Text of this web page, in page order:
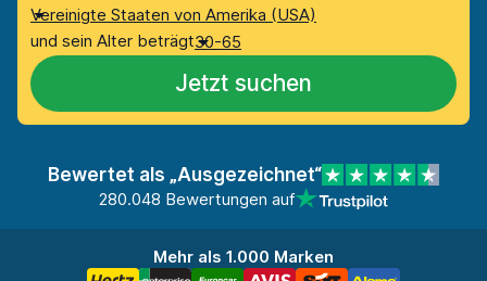
Vereinigte Staaten von Amerika (USA)
und sein Alter beträgt30-65
Jetzt suchen
Bewertet als „Ausgezeichnet“
280.048 Bewertungen auf
Mehr als 1.000 Marken